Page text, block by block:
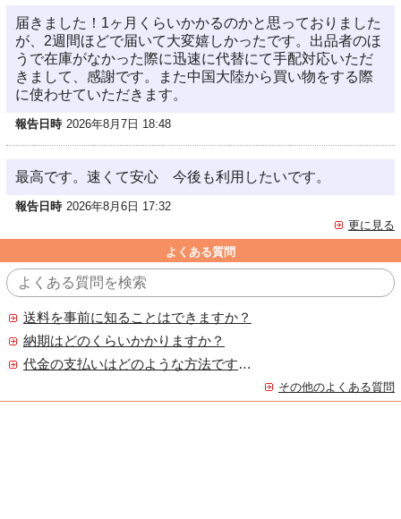
届きました！1ヶ月くらいかかるのかと思っておりました
が、2週間ほどで届いて大変嬉しかったです。出品者のほ
うで在庫がなかった際に迅速に代替にて手配対応いただ
きまして、感謝です。また中国大陸から買い物をする際
に使わせていただきます。
報告日時 2026年8月7日 18:48
最高です。速くて安心 今後も利用したいです。
報告日時 2026年8月6日 17:32
更に見る
よくある質問
送料を事前に知ることはできますか？
納期はどのくらいかかりますか？
代金の支払いはどのような方法ですか？
その他のよくある質問